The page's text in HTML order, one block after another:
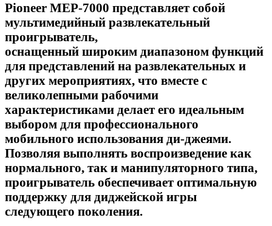
Pioneer MEP-7000 представляет собой
мультимедийный развлекательный
проигрыватель,
оснащенный широким диапазоном функций
для представлений на развлекательных и
других мероприятиях, что вместе с
великолепными рабочими
характеристиками делает его идеальным
выбором для профессионального
мобильного использования ди-джеями.
Позволяя выполнять воспроизведение как
нормального, так и манипуляторного типа,
проигрыватель обеспечивает оптимальную
поддержку для диджейской игры
следующего поколения.